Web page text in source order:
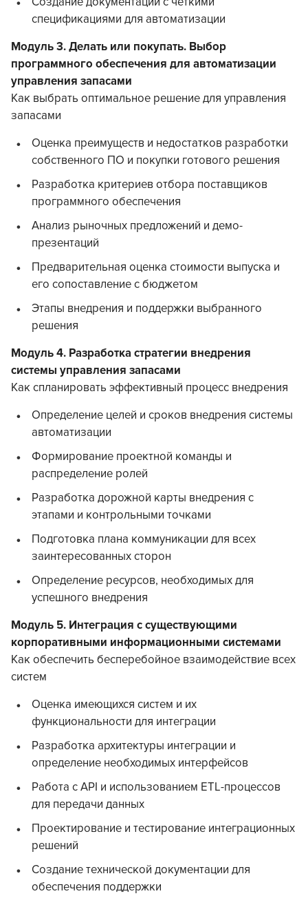
спецификациями для автоматизации
Модуль 3. Делать или покупать. Выбор
программного обеспечения для автоматизации
управления запасами
Как выбрать оптимальное решение для управления
запасами
Оценка преимуществ и недостатков разработки
собственного ПО и покупки готового решения
Разработка критериев отбора поставщиков
программного обеспечения
Анализ рыночных предложений и демо-
презентаций
Предварительная оценка стоимости выпуска и
его сопоставление с бюджетом
Этапы внедрения и поддержки выбранного
решения
Модуль 4. Разработка стратегии внедрения
системы управления запасами
Как спланировать эффективный процесс внедрения
Определение целей и сроков внедрения системы
автоматизации
Формирование проектной команды и
распределение ролей
Разработка дорожной карты внедрения с
этапами и контрольными точками
Подготовка плана коммуникации для всех
заинтересованных сторон
Определение ресурсов, необходимых для
успешного внедрения
Модуль 5. Интеграция с существующими
корпоративными информационными системами
Как обеспечить бесперебойное взаимодействие всех
систем
Оценка имеющихся систем и их
функциональности для интеграции
Разработка архитектуры интеграции и
определение необходимых интерфейсов
Работа с API и использованием ETL-процессов
для передачи данных
Проектирование и тестирование интеграционных
решений
Создание технической документации для
обеспечения поддержки